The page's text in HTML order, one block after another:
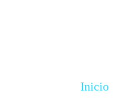
Inicio